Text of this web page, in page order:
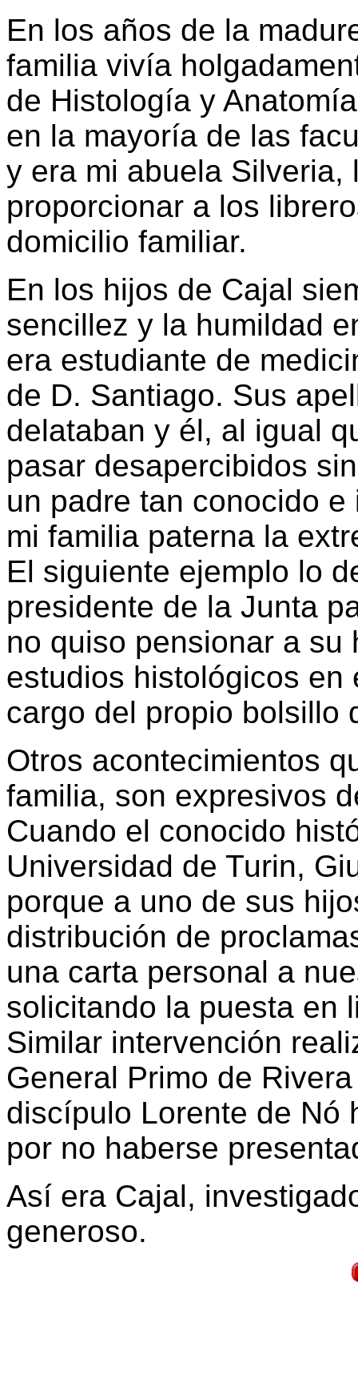
En los años de la
familia vivía
de Histología y
en la mayoría de las
y era mi abuela Silveria,
proporcionar a los
domicilio familiar.
En los hijos de Cajal
sencillez y la humildad
era estudiante de
de D. Santiago. Sus
delataban y él, al igual
pasar desapercibidos
un padre tan conocido
mi familia paterna la
El siguiente ejemplo lo
presidente de la Junta
no quiso pensionar a su
estudios histológicos en
cargo del propio bolsillo
Otros acontecimientos
familia, son expresivos
Cuando el conocido
Universidad de Turin,
porque a uno de sus
distribución de
una carta personal a
solicitando la puesta en
Similar intervención
General Primo de
discípulo Lorente de Nó
por no haberse
Así era Cajal,
generoso.